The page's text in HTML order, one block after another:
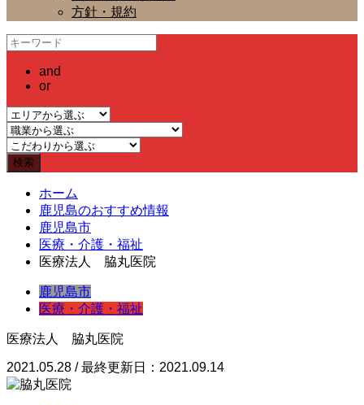
方針・規約
and
or
ホーム
鹿児島のおすすめ情報
鹿児島市
医療・介護・福祉
医療法人 脇丸医院
鹿児島市
医療・介護・福祉
医療法人 脇丸医院
2021.05.28 / 最終更新日：2021.09.14